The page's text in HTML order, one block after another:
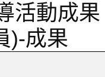
活動成果
)-成果